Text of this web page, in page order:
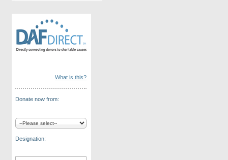
What is this?
Donate now from:
Designation: